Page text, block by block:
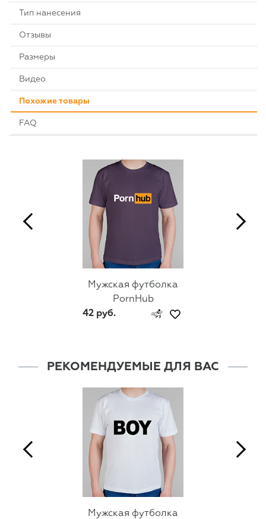
Тип нанесения
Отзывы
Размеры
Видео
Похожие товары
FAQ
Мужская футболка
PornHub
42 руб.
РЕКОМЕНДУЕМЫЕ ДЛЯ ВАС
Мужская футболка